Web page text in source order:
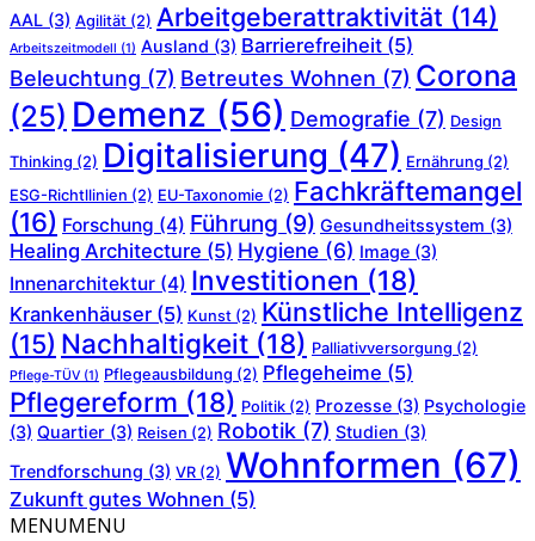
AAL (3) Agilität (2) Arbeitgeberattraktivität (14)
Arbeitszeitmodell (1) Ausland (3) Barrierefreiheit (5)
Beleuchtung (7) Betreutes Wohnen (7) Corona
(25) Demenz (56) Demografie (7) Design
Thinking (2) Digitalisierung (47) Ernährung (2)
ESG-Richtllinien (2) EU-Taxonomie (2) Fachkräftemangel
(16) Forschung (4) Führung (9) Gesundheitssystem (3)
Healing Architecture (5) Hygiene (6) Image (3)
Innenarchitektur (4) Investitionen (18)
Krankenhäuser (5) Kunst (2) Künstliche Intelligenz
(15) Nachhaltigkeit (18) Palliativversorgung (2)
Pflege-TÜV (1) Pflegeausbildung (2) Pflegeheime (5)
Pflegereform (18) Politik (2) Prozesse (3) Psychologie
(3) Quartier (3) Reisen (2) Robotik (7) Studien (3)
Trendforschung (3) VR (2) Wohnformen (67)
Zukunft gutes Wohnen (5)
MENUMENU